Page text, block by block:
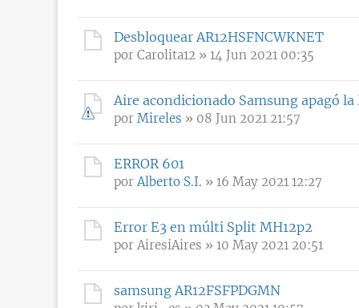
Desbloquear AR12HSFNCWKNET
por Carolita12 » 14 Jun 2021 00:35
Aire acondicionado Samsung apagó
por Mireles » 08 Jun 2021 21:57
ERROR 601
porAlberto S.I. » 16 May 2021 12:27
Error E3 en múlti Split MH12p2
por AiresiAires » 10 May 2021 20:51
samsung AR12FSFPDGMN